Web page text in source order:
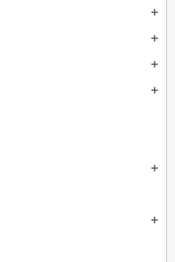
add
add
add
add
add
add